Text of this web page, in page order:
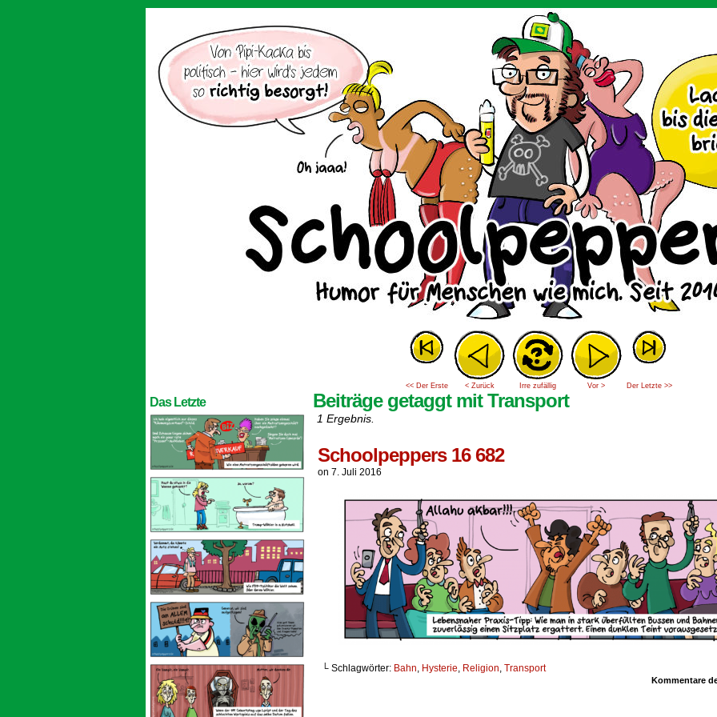
<< Der Erste < Zurück Irre zufällig Vor > Der Letzte >>
Das Letzte Beiträge getaggt mit Transport
1 Ergebnis.
Schoolpeppers 16 682
on 7. Juli 2016
└ Schlagwörter: Bahn, Hysterie, Religion, Transport
Kommentare